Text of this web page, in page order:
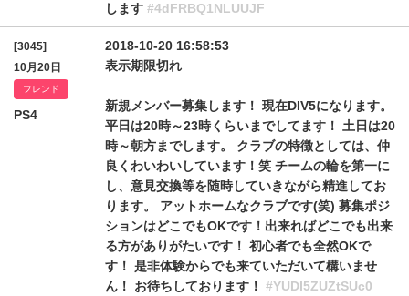
します #4dFRBQ1NLUUJF
[3045]
10月20日
フレンド
PS4
2018-10-20 16:58:53
表示期限切れ
新規メンバー募集します！ 現在DIV5になります。
平日は20時～23時くらいまでしてます！ 土日は20
時～朝方までします。 クラブの特徴としては、仲
良くわいわいしています！笑 チームの輪を第一に
し、意見交換等を随時していきながら精進してお
ります。 アットホームなクラブです(笑) 募集ポジ
ションはどこでもOKです！出来ればどこでも出来
る方がありがたいです！ 初心者でも全然OKで
す！ 是非体験からでも来ていただいて構いませ
ん！ お待ちしております！ #YUDI5ZUZtSUc0